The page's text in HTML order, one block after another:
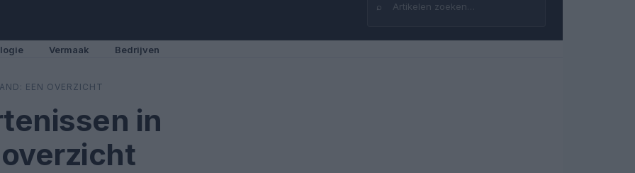
⌕
Zoeken
Vermaak Bedrijven
EEN OVERZICHT
in